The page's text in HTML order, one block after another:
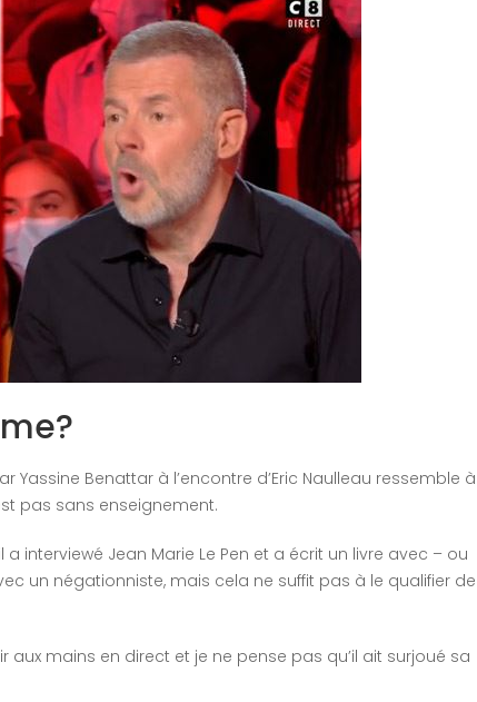
Yassine Benattar à l’encontre d’Eric Naulleau ressemble à
pas sans enseignement.
interviewé Jean Marie Le Pen et a écrit un livre avec – ou
un négationniste, mais cela ne suffit pas à le qualifier de
mains en direct et je ne pense pas qu’il ait surjoué sa